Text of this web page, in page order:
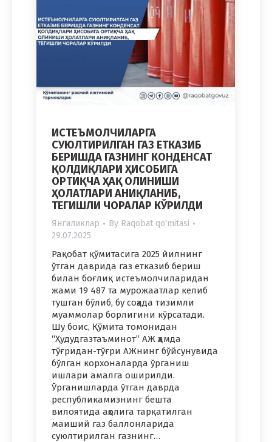
ИСТЕЪМОЛЧИЛАРГА
СУЮЛТИРИЛГАН ГАЗ ЕТКАЗИБ
БЕРИШДА ГАЗНИНГ КОНДЕНСАТ
ҚОЛДИҚЛАРИ ҲИСОБИГА
ОРТИҚЧА ҲАҚ ОЛИНИШИ
ҲОЛАТЛАРИ АНИҚЛАНИБ,
ТЕГИШЛИ ЧОРАЛАР КЎРИЛДИ
Янгиликлар By Raqobat qo'mitasi
29.07.2025
Рақобат қўмитасига 2025 йилнинг
ўтган даврида газ етказиб бериш
билан боғлиқ истеъмолчиларидан
жами 19 487 та мурожаатлар келиб
тушган бўлиб, бу соҳада тизимли
муаммолар борлигини кўрсатади.
Шу боис, Қўмита томонидан
“Ҳудудгазтаъминот” АЖ ҳамда
тўғридан-тўғри АЖнинг бўйсунувида
бўлган корхоналарда ўрганиш
ишлари амалга оширилди.
Ўрганишларда ўтган даврда
республикамизнинг бешта
вилоятида аҳолига тарқатилган
маиший газ баллонларида
суюлтирилган газнинг…